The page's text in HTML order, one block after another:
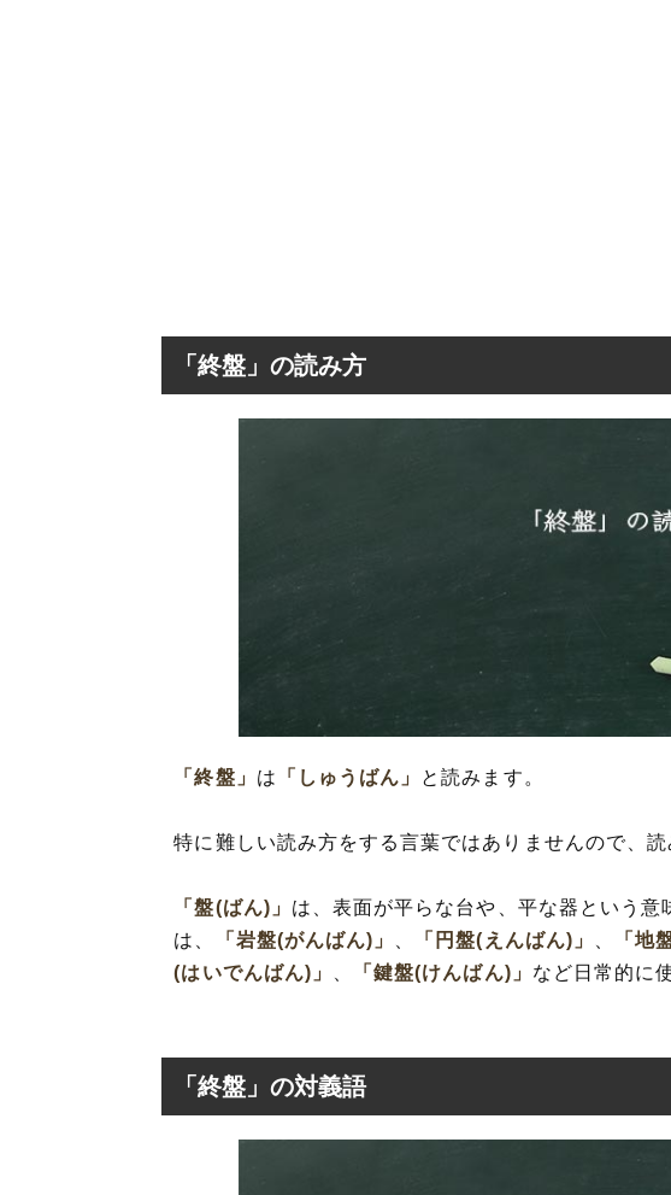
「終盤」の読み方
「終盤」 は 「しゅうばん」 と読みます。
特に難しい読み方をする言葉ではありませんので、読
「盤(ばん)」 は、表面が平らな台や、平な器という意
は、
「岩盤(がんばん)」 「円盤(えんばん)」 「地
(はいでんばん)」
「鍵盤(けんばん)」 など日常的に
「終盤」の対義語